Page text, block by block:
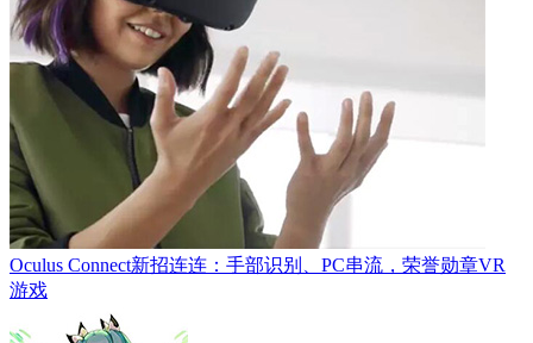
Oculus Connect新招连连：手部识别、PC串流，荣誉勋章VR
游戏